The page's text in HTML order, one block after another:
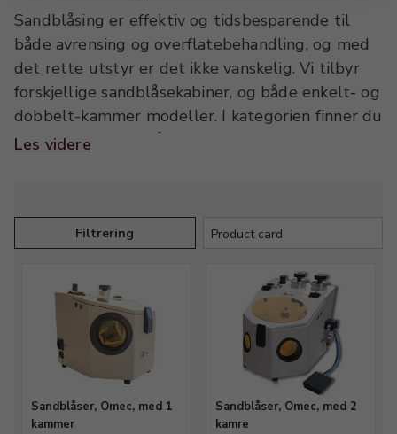
Sandblåsing er effektiv og tidsbesparende til
både avrensing og overflatebehandling, og med
det rette utstyr er det ikke vanskelig. Vi tilbyr
forskjellige sandblåsekabiner, og både enkelt- og
dobbelt-kammer modeller. I kategorien finner du
blant annet sandblåsere fra Omec, og forskjellige
har du ikke allerede en kompressor, tilbyr vi
blant annet en velfungerende og meget
på et lite verksted. Alt nødvendig tilbehør til
kompressoren, så som koblinger, filtre,
forgreininger, nipler m.m. finner du også her.
Blåsesand i forskjellige kornstørrelser, samt
gummihansker som er anbefalt til arbeidet med
sandblåsing.
Les videre
Filtrering
Sandblåser, Omec, med 1
kammer
Sandblåser, Omec, med 2
kamre